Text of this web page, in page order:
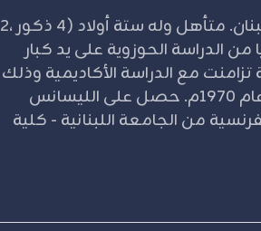
مواليد 1953 كفر فيلا - جنوب لبنان. متأهل وله ستة أولاد (4 ذكور ،2
الدراسة الحوزوية على يد كبار
تزامنت مع الدراسة الأكاديمية وذلك
منذ التحاقه بالجامعة اللبنانية عام 1970م. حصل على الليسانس
من الجامعة اللبنانية - كلية